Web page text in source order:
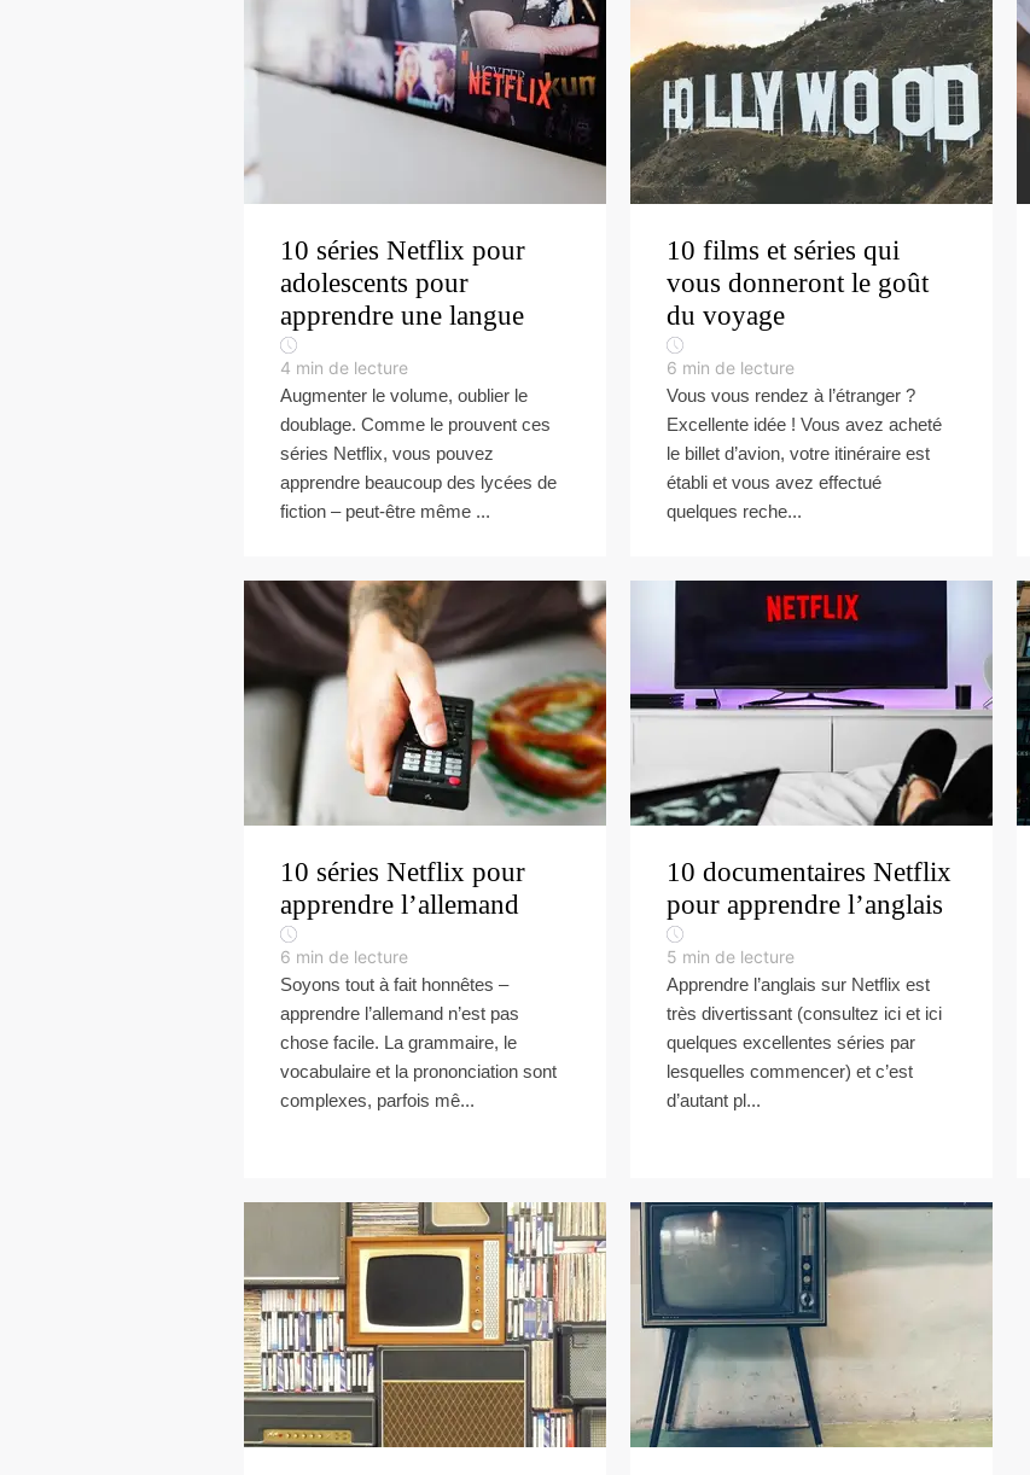
10 séries Netflix pour
adolescents pour
apprendre une langue
4 min de lecture
Augmenter le volume, oublier le
doublage. Comme le prouvent ces
séries Netflix, vous pouvez
apprendre beaucoup des lycées de
fiction – peut-être même ...
10 films et séries qui
vous donneront le goût
du voyage
6 min de lecture
Vous vous rendez à l’étranger ?
Excellente idée ! Vous avez acheté
le billet d’avion, votre itinéraire est
établi et vous avez effectué
quelques reche...
10 séries Netflix pour
apprendre l’allemand
6 min de lecture
Soyons tout à fait honnêtes –
apprendre l’allemand n’est pas
chose facile. La grammaire, le
vocabulaire et la prononciation sont
complexes, parfois mê...
10 documentaires Netflix
pour apprendre l’anglais
5 min de lecture
Apprendre l’anglais sur Netflix est
très divertissant (consultez ici et ici
quelques excellentes séries par
lesquelles commencer) et c’est
d’autant pl...